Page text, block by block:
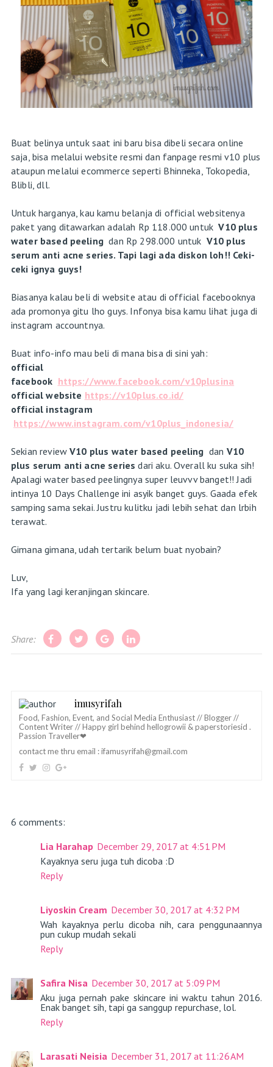
Buat belinya untuk saat ini baru bisa dibeli secara online
saja, bisa melalui website resmi dan fanpage resmi v10 plus
ataupun melalui ecommerce seperti Bhinneka, Tokopedia,
Blibli, dll.
Untuk harganya, kau kamu belanja di official websitenya
paket yang ditawarkan adalah Rp 118.000 untukV10 plus
water based peelingdan Rp 298.000 untuk V10 plus
serum anti acne series. Tapi lagi ada diskon loh!! Ceki-
ceki ignya guys!
Biasanya kalau beli di website atau di official facebooknya
ada promonya gitu lho guys. Infonya bisa kamu lihat juga di
instagram accountnya.
Buat info-info mau beli di mana bisa di sini yah:
official
facebook https://www.facebook.com/v10plusina
official website https://v10plus.co.id/
official instagram
https://www.instagram.com/v10plus_indonesia/
Sekian reviewV10 plus water based peeling dan V10
plus serum anti acne seriesdari aku. Overall ku suka sih!
Apalagi water based peelingnya super leuvvv banget!! Jadi
intinya 10 Days Challenge ini asyik banget guys. Gaada efek
samping sama sekai. Justru kulitku jadi lebih sehat dan lrbih
terawat.
Gimana gimana, udah tertarik belum buat nyobain?
Luv,
Ifa yang lagi keranjingan skincare.
Share:
imusyrifah
Food, Fashion, Event, and Social Media Enthusiast // Blogger //
Content Writer // Happy girl behind hellogrowii & paperstoriesid .
Passion Traveller❤
contact me thru email :ifamusyrifah@gmail.com
6 comments:
Lia Harahap December 29, 2017 at 4:51 PM
Kayaknya seru juga tuh dicoba :D
Reply
Liyoskin Cream December 30, 2017 at 4:32 PM
Wah kayaknya perlu dicoba nih, cara penggunaannya
pun cukup mudah sekali
Reply
Safira Nisa December 30, 2017 at 5:09 PM
Aku juga pernah pake skincare ini waktu tahun 2016.
Enak banget sih, tapi ga sanggup repurchase, lol.
Reply
Larasati Neisia December 31, 2017 at 11:26 AM